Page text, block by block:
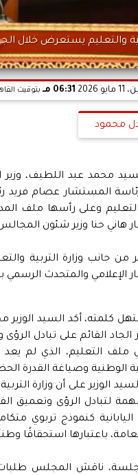
والتعليم يستعرض خلال
2026 06:31 مـ بتوقيت
محمود
محمد عبد اللطيف، وزير
المستشار عصام فريد
وعلى رأسها ملف
هاني حنا وزير شئون المجالس
جانب وزارة التربية
الإعلامي والمتحدث الرسمي
كلمته، أكد السيد
الجاد القائم على تبادل
ملف التعليم، الذي لم يعد
الوطنية وصياغة القدرة
الوزير على أن وزارة
لتبادل الرؤى وتعميق
كنموذج تربوي
العامة، باعتبارها
ناقش المجلس